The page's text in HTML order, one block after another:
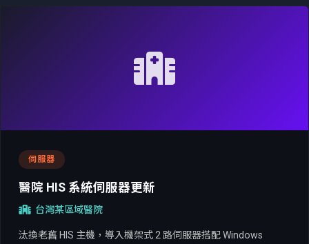
伺服器
醫院 HIS 系統伺服器更新
台灣某區域醫院
汰換老舊 HIS 主機，導入機架式 2 路伺服器搭配 Windows